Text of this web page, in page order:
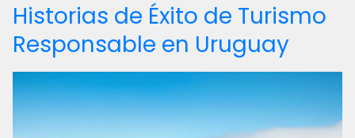
Historias de Éxito de Turismo
Responsable en Uruguay